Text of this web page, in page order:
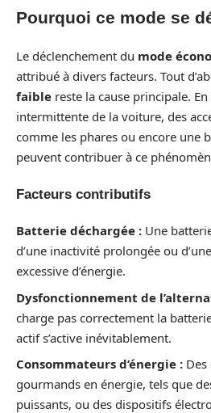
Pourquoi ce mode se
Le déclenchement du mode
attribué à divers facteurs. Tout
faible reste la cause principale.
intermittente de la voiture, des
comme les phares ou encore une
peuvent contribuer à ce
Facteurs contributifs
Batterie déchargée : Une
d’une inactivité prolongée ou
excessive d’énergie.
Dysfonctionnement de
charge pas correctement la
actif s’active inévitablement.
Consommateurs d’énergie :
gourmands en énergie, tels que
puissants, ou des dispositifs